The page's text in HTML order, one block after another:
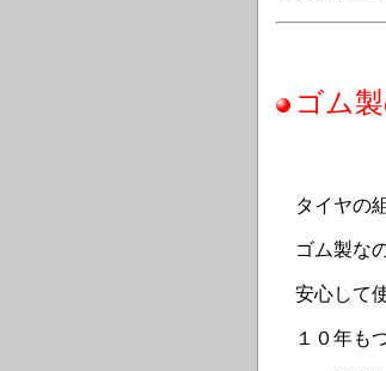
ゴム
タイヤの
ゴム製な
安心して
１０年も